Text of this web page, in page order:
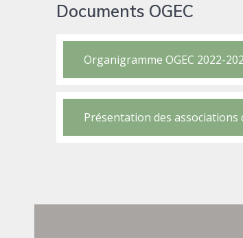
Documents OGEC
Organigramme OGEC 2022-
Présentation des associations